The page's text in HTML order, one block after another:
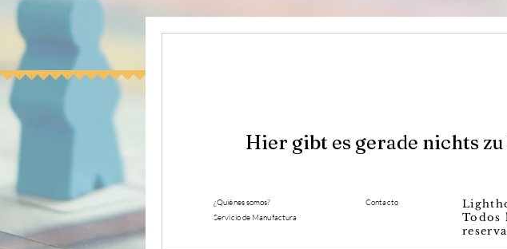
Hier gibt es gerade nichts
¿Quiénes somos?
Contacto
Servicio de Manufactura
Todos